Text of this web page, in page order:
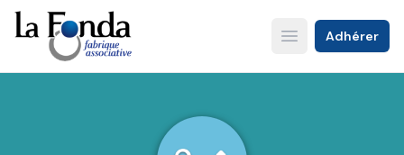
Aller
au
contenu
principal
Open main menu
Adhérer